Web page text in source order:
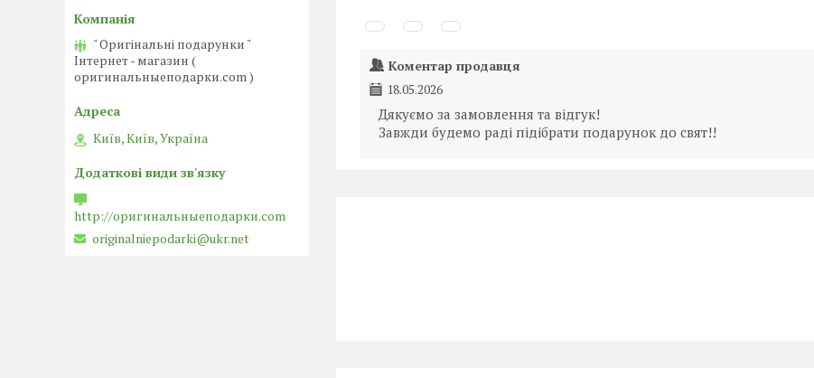
Коментар продавця
18.05.2026
Дякуємо за замовлення та відгук!
Завжди будемо раді підібрати подарунок до свят!!
" Оригінальні подарунки "
Інтернет - магазин (
оригинальныеподарки.com )
Київ, Київ, Україна
http://оригинальныеподарки.com
originalniepodarki@ukr.net